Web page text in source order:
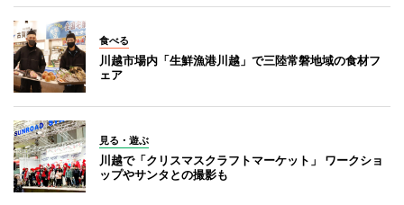
食べる
川越市場内「生鮮漁港川越」で三陸常磐地域の食材フ
ェア
見る・遊ぶ
川越で「クリスマスクラフトマーケット」 ワークショ
ップやサンタとの撮影も